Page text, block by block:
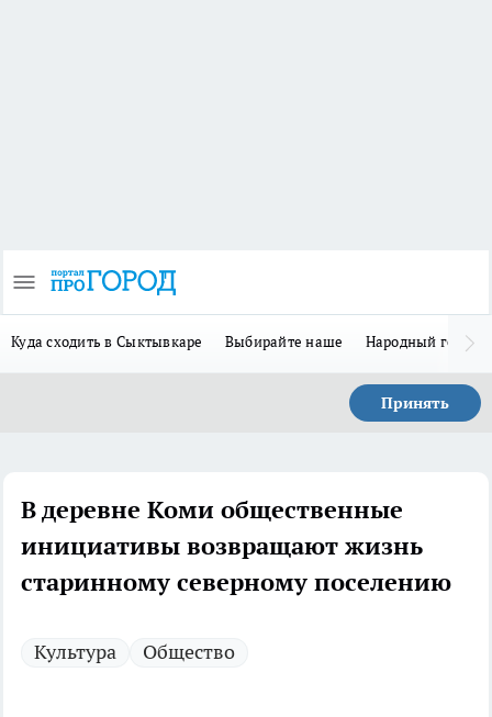
Куда сходить в Сыктывкаре Выбирайте наше Народный герой-
Принять
В деревне Коми общественные
инициативы возвращают жизнь
старинному северному поселению
Культура Общество